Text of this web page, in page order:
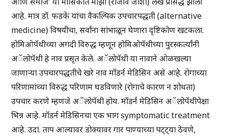
आहे. मात्र डॉ. फडके यांचा वैकल्पिक उपचारपद्धती (alternative
medicine) विषयीचा, सर्वांना सांभाळून घेणारा दृष्टिकोण खटकला.
होमिओपॅथीच्या अगदी विरुद्ध म्हणून होमिओपॅथीच्या पुरस्कर्त्यांनी
अॅलोपॅथी हे नाव प्रसृत केले. अॅलोपॅथी या नावाने ओळखल्या
जाणाऱ्या उपचारपद्धतीचे खरे नाव मॉडर्न मेडिसिन असे आहे. रोगाच्या
परिणामांच्या विरुद्ध परिणाम घडविणारे (रोगाचे कारण न शोधता)
उपचार करणे म्हणजे अॅलोपॅथी होय. मॉडर्न मेडिसिन अॅलोपॅथीपेक्षा
भिन्न आहे. मॉडर्न मेडिसिनचा एक भाग symptomatic treatment
आहे. उदा. ताप आल्यावर डोक्यावर गार पाण्याच्या पट्ट्या ठेवणे,